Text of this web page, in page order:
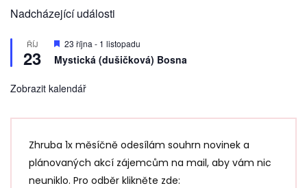
Nadcházející události
ŘÍJ
23
D
p
r
e
é
23 října - 1 listopadu
Mystická (dušičková) Bosna
Zobrazit kalendář
Zhruba 1x měsíčně odesílám souhrn novinek a
plánovaných akcí zájemcům na mail, aby vám nic
neuniklo. Pro odběr klikněte zde: